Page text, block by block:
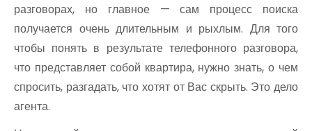
разговорах, но главное — сам процесс поиска
получается очень длительным и рыхлым. Для того
чтобы понять в результате телефонного разговора,
что представляет собой квартира, нужно знать, о чем
спросить, разгадать, что хотят от Вас скрыть. Это дело
агента.